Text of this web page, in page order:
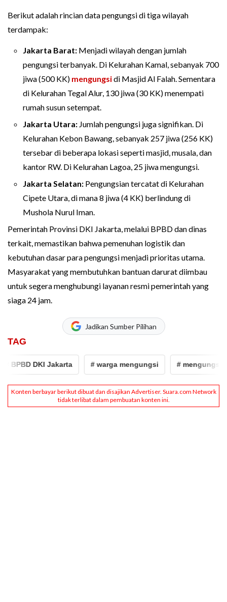
Berikut adalah rincian data pengungsi di tiga wilayah
terdampak:
Jakarta Barat: Menjadi wilayah dengan jumlah
pengungsi terbanyak. Di Kelurahan Kamal, sebanyak 700
jiwa (500 KK) mengungsidi Masjid Al Falah. Sementara
di Kelurahan Tegal Alur, 130 jiwa (30 KK) menempati
rumah susun setempat.
Jakarta Utara: Jumlah pengungsi juga signifikan. Di
Kelurahan Kebon Bawang, sebanyak 257 jiwa (256 KK)
tersebar di beberapa lokasi seperti masjid, musala, dan
kantor RW. Di Kelurahan Lagoa, 25 jiwa mengungsi.
Jakarta Selatan: Pengungsian tercatat di Kelurahan
Cipete Utara, di mana 8 jiwa (4 KK) berlindung di
Mushola Nurul Iman.
Pemerintah Provinsi DKI Jakarta, melalui BPBD dan dinas
terkait, memastikan bahwa pemenuhan logistik dan
kebutuhan dasar para pengungsi menjadi prioritas utama.
Masyarakat yang membutuhkan bantuan darurat diimbau
untuk segera menghubungi layanan resmi pemerintah yang
siaga 24 jam.
Jadikan Sumber Pilihan
TAG
DKI Jakarta # warga mengungsi # mengungsi